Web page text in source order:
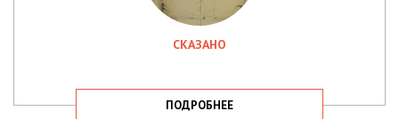
СКАЗАНО
ПОДРОБНЕЕ